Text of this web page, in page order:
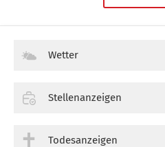
Wetter
Stellenanzeigen
Todesanzeigen